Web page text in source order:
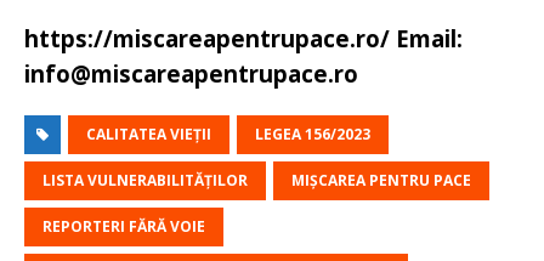
https://miscareapentrupace.ro/ Email:
info@miscareapentrupace.ro
CALITATEA VIEȚII LEGEA 156/2023
LISTA VULNERABILITĂȚILOR MIȘCAREA PENTRU PACE
REPORTERI FĂRĂ VOIE